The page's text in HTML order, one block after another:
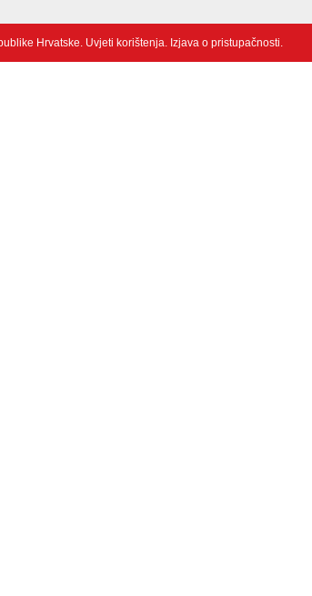
Hrvatske. Uvjeti korištenja. Izjava o pristupačnosti.